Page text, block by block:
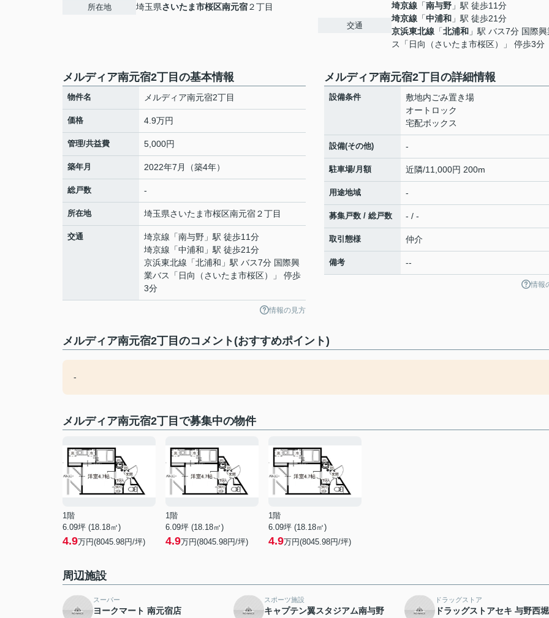
所在地 埼玉県さいたま市桜区南元宿２丁目
交通
埼京線 「南与野 」駅 徒歩11分
埼京線 「中浦和 」駅 徒歩21分
京浜東北線 「北浦和 」駅 バス7分 国際
ス「日向（さいたま市桜区）」 停歩3分
メルディア南元宿2丁目の基本情報
物件名 メルディア南元宿2丁目
価格 4.9万円
管理/共益費 5,000円
築年月 2022年7月（築4年）
総戸数 -
所在地 埼玉県さいたま市桜区南元宿２丁目
交通 埼京線 「南与野 」駅 徒歩11分
埼京線 「中浦和 」駅 徒歩21分
京浜東北線 「北浦和 」駅 バス7分 国際興
業バス「日向（さいたま市桜区）」 停歩
3分
情報の見方
メルディア南元宿2丁目の詳細情報
設備条件
敷地内ごみ置き場
オートロック
宅配ボックス
設備(その他) -
駐車場/月額 近隣/11,000円 200m
用途地域 -
募集戸数 / 総戸数 - / -
取引態様 仲介
備考 --
情報
メルディア南元宿2丁目のコメント(おすすめポイント)
-
メルディア南元宿2丁目で募集中の物件
1階
6.09坪 (18.18㎡)
4.9万円(8045.98円/坪)
1階
6.09坪 (18.18㎡)
4.9万円(8045.98円/坪)
1階
6.09坪 (18.18㎡)
4.9万円(8045.98円/坪)
周辺施設
スーパー
ヨークマート 南元宿店
スポーツ施設
キャプテン翼スタジアム南与野
ドラッグストア
ドラッグストアセキ 与野西